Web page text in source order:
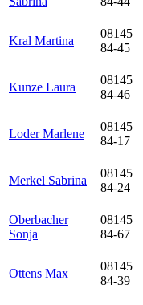
Kral Martina
08145
84-45
Kunze Laura
08145
84-46
Loder Marlene
08145
84-17
Merkel Sabrina
08145
84-24
Oberbacher
Sonja
08145
84-67
Ottens Max
08145
84-39